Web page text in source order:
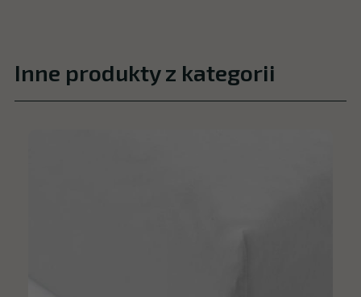
Inne produkty z kategorii